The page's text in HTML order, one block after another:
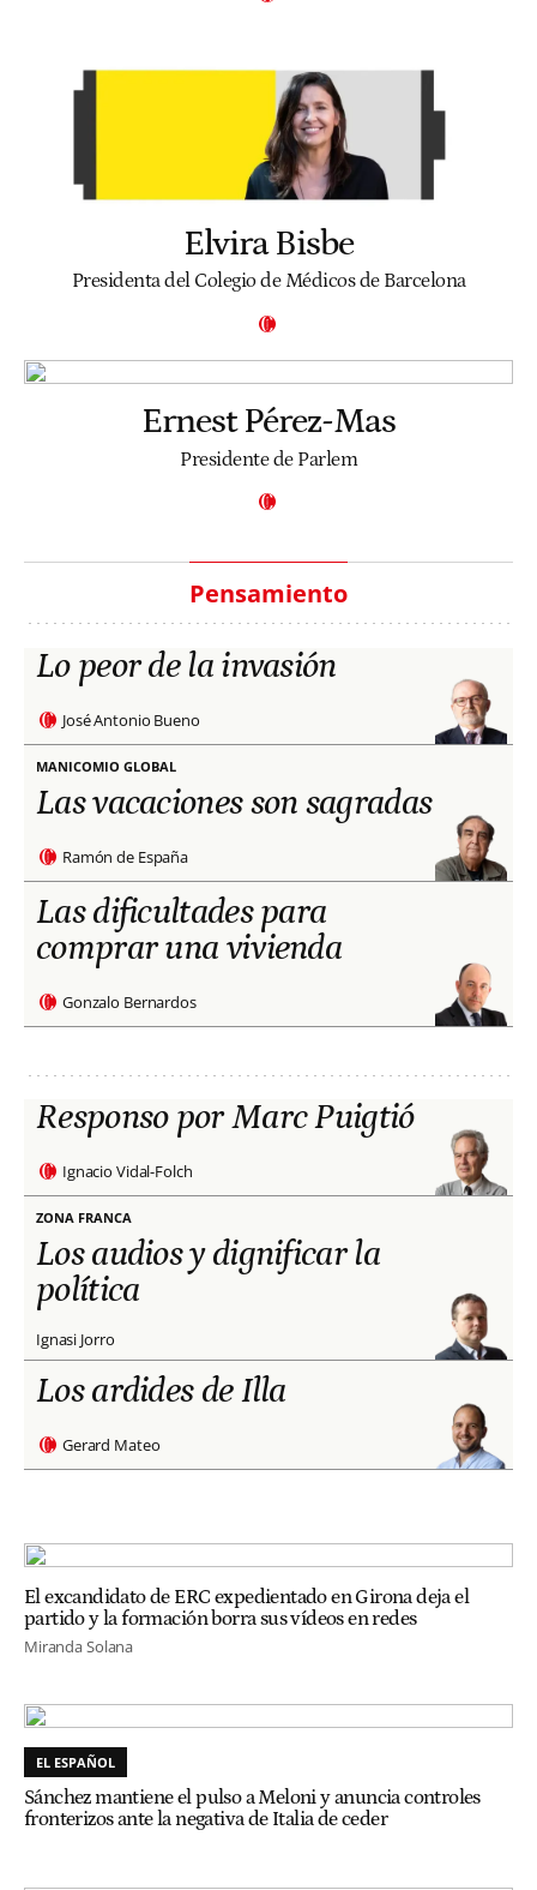
Elvira Bisbe
Presidenta del Colegio de Médicos de Barcelona
Ernest Pérez-Mas
Presidente de Parlem
Pensamiento
Lo peor de la invasión
José Antonio Bueno
MANICOMIO GLOBAL
Las vacaciones son sagradas
Ramón de España
Las dificultades para
comprar una vivienda
Gonzalo Bernardos
Responso por Marc Puigtió
Ignacio Vidal-Folch
ZONA FRANCA
Los audios y dignificar la
política
Ignasi Jorro
Los ardides de Illa
Gerard Mateo
El excandidato de ERC expedientado en Girona deja el
partido y la formación borra sus vídeos en redes
Miranda Solana
EL ESPAÑOL
Sánchez mantiene el pulso a Meloni y anuncia controles
fronterizos ante la negativa de Italia de ceder